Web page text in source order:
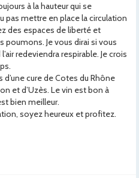
à la hauteur qui se
pas mettre en place la circulation
des espaces de liberté et
poumons. Je vous dirai si vous
redeviendra respirable. Je crois
cure de Cotes du Rhône
et d’Uzès. Le vin est bon à
bien meilleur.
soyez heureux et profitez.